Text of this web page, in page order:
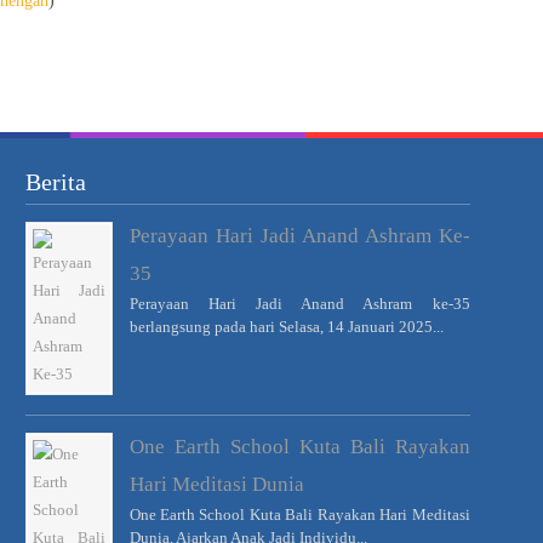
Berita
Perayaan Hari Jadi Anand Ashram Ke-
35
Perayaan Hari Jadi Anand Ashram ke-35
berlangsung pada hari Selasa, 14 Januari 2025...
One Earth School Kuta Bali Rayakan
Hari Meditasi Dunia
One Earth School Kuta Bali Rayakan Hari Meditasi
Dunia, Ajarkan Anak Jadi Individu...